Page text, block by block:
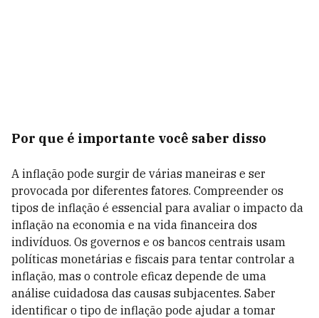
Por que é importante você saber disso
A inflação pode surgir de várias maneiras e ser
provocada por diferentes fatores. Compreender os
tipos de inflação é essencial para avaliar o impacto da
inflação na economia e na vida financeira dos
indivíduos. Os governos e os bancos centrais usam
políticas monetárias e fiscais para tentar controlar a
inflação, mas o controle eficaz depende de uma
análise cuidadosa das causas subjacentes. Saber
identificar o tipo de inflação pode ajudar a tomar